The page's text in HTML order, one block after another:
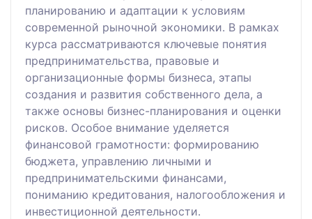
планированию и адаптации к условиям
современной рыночной экономики. В рамках
курса рассматриваются ключевые понятия
предпринимательства, правовые и
организационные формы бизнеса, этапы
создания и развития собственного дела, а
также основы бизнес-планирования и оценки
рисков. Особое внимание уделяется
финансовой грамотности: формированию
бюджета, управлению личными и
предпринимательскими финансами,
пониманию кредитования, налогообложения и
инвестиционной деятельности.